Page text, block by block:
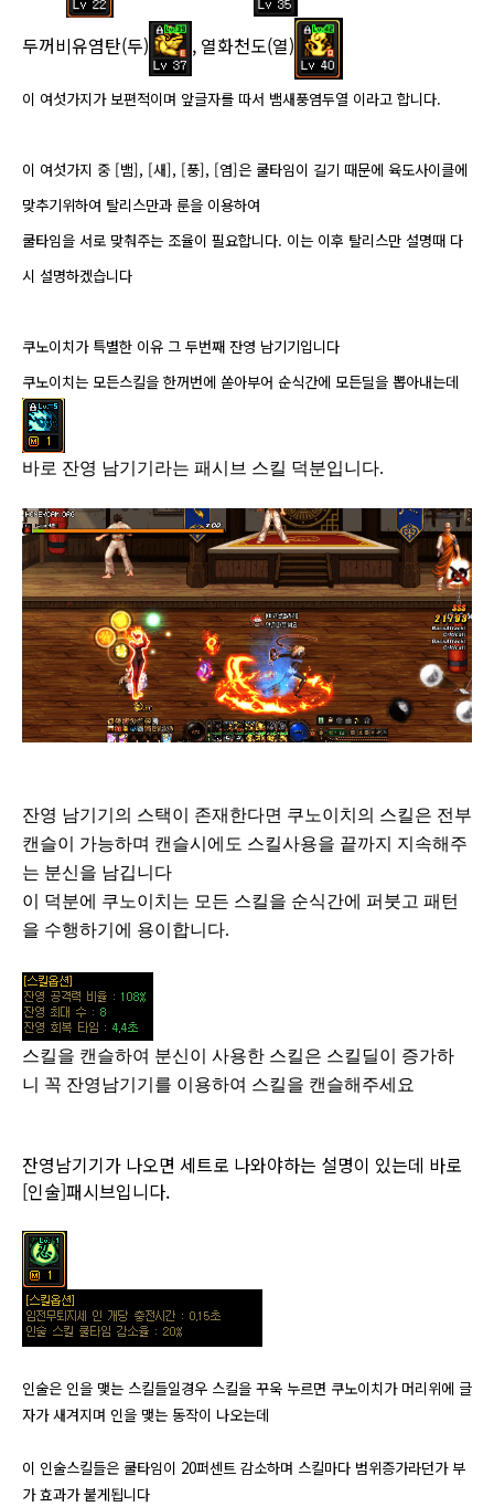
두꺼비유염탄(두) , 열화천도(열)
​이 여섯가지가 보편적이며 앞글자를 따서 뱀새풍염두열 이라고 합니다.
이 여섯가지 중 [뱀], [새], [풍], [염]은 쿨타임이 길기 때문에 육도사이클에
맞추기위하여 탈리스만과 룬을 이용하여
쿨타임을 서로 맞춰주는 조율이 필요합니다. 이는 이후 탈리스만 설명때 다
시 설명하겠습니다
쿠노이치가 특별한 이유 그 두번째 잔영 남기기입니다
쿠노이치는 모든스킬을 한꺼번에 쏟아부어 순식간에 모든딜을 뽑아내는데
​바로 잔영 남기기라는 패시브 스킬 덕분입니다.
잔영 남기기의 스택이 존재한다면 쿠노이치의 스킬은 전부
캔슬이 가능하며 캔슬시에도 스킬사용을 끝까지 지속해주
는 분신을 남깁니다
이 덕분에 쿠노이치는 모든 스킬을 순식간에 퍼붓고 패턴
을 수행하기에 용이합니다.
스킬을 캔슬하여 분신이 사용한 스킬은 스킬딜이 증가하
니 꼭 잔영남기기를 이용하여 스킬을 캔슬해주세요
잔영남기기가 나오면 세트로 나와야하는 설명이 있는데 바로
[인술]패시브입니다.
인술은 인을 맺는 스킬들일경우 스킬을 꾸욱 누르면 쿠노이치가 머리위에 글
자가 새겨지며 인을 맺는 동작이 나오는데
이 인술스킬들은 쿨타임이 20퍼센트 감소하며 스킬마다 범위증가라던가 부
가 효과가 붙게됩니다